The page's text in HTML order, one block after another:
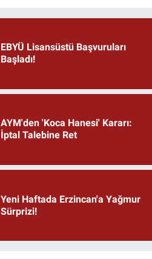
EBYÜ Lisansüstü Başvuruları
Başladı!
AYM'den 'Koca Hanesi' Kararı:
İptal Talebine Ret
Yeni Haftada Erzincan'a Yağmur
Sürprizi!